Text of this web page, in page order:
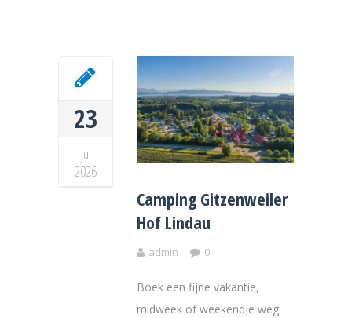
23
jul
2026
Camping Gitzenweiler
Hof Lindau
admin 0
Boek een fijne vakantie,
midweek of weekendje weg